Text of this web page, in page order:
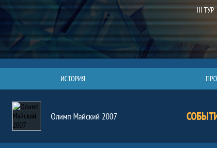
III ТУР
ИСТОРИЯ
Олимп Майский 2007